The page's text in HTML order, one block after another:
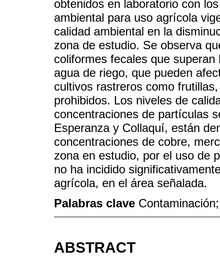
obtenidos en laboratorio con
ambiental para uso agrícola
calidad ambiental en la
zona de estudio. Se observa
coliformes fecales que
agua de riego, que pueden
cultivos rastreros como
prohibidos. Los niveles de
concentraciones de partículas
Esperanza y Collaquí, están
concentraciones de cobre,
zona en estudio, por el uso de
no ha incidido
agrícola, en el área señalada.
Palabras clave
ABSTRACT